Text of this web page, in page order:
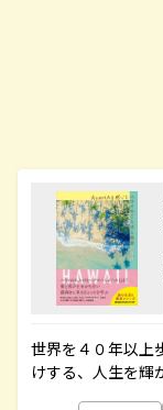
世界を４０年以上
けする、人生を輝